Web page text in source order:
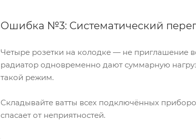
Ошибка №3: Систематический
Четыре розетки на колодке — не приглашение
радиатор одновременно дают суммарную
такой режим.
Складывайте ватты всех подключённых
спасает от неприятностей.